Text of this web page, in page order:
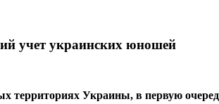
учет украинских юношей
Украины, в первую